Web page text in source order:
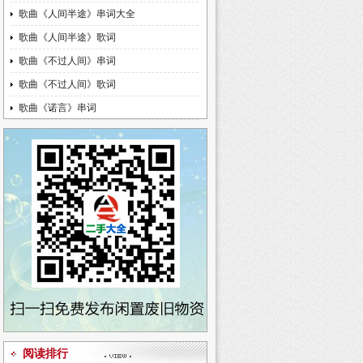
歌曲《人间半途》串词大全
歌曲《人间半途》歌词
歌曲《不过人间》串词
歌曲《不过人间》歌词
歌曲《诺言》串词
阅读排行